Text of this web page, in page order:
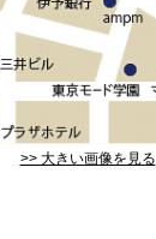
>> 大きい画像を見る